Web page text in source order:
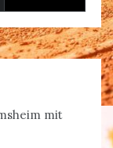
mit